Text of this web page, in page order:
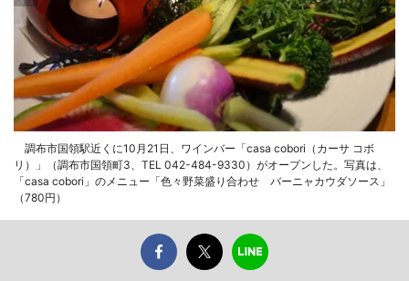
調布市国領駅近くに10月21日、ワインバー「casa cobori（カーサ コボ
リ）」（調布市国領町3、TEL 042-484-9330）がオープンした。写真は、
「casa cobori」のメニュー「色々野菜盛り合わせ バーニャカウダソース」
（780円）